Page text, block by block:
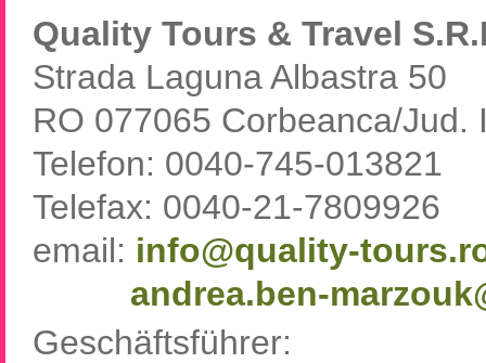
Quality Tours & Travel
Strada Laguna Albastra 50
RO 077065 Corbeanca/Jud.
Telefon: 0040-745-013821
Telefax: 0040-21-7809926
email: info
quality-
andrea.ben-marzouk
Geschäftsführer: